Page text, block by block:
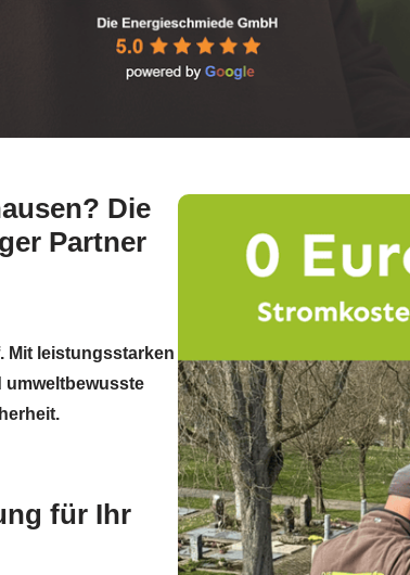
Die
Partner
Mit leistungsstarken
umweltbewusste
für Ihr